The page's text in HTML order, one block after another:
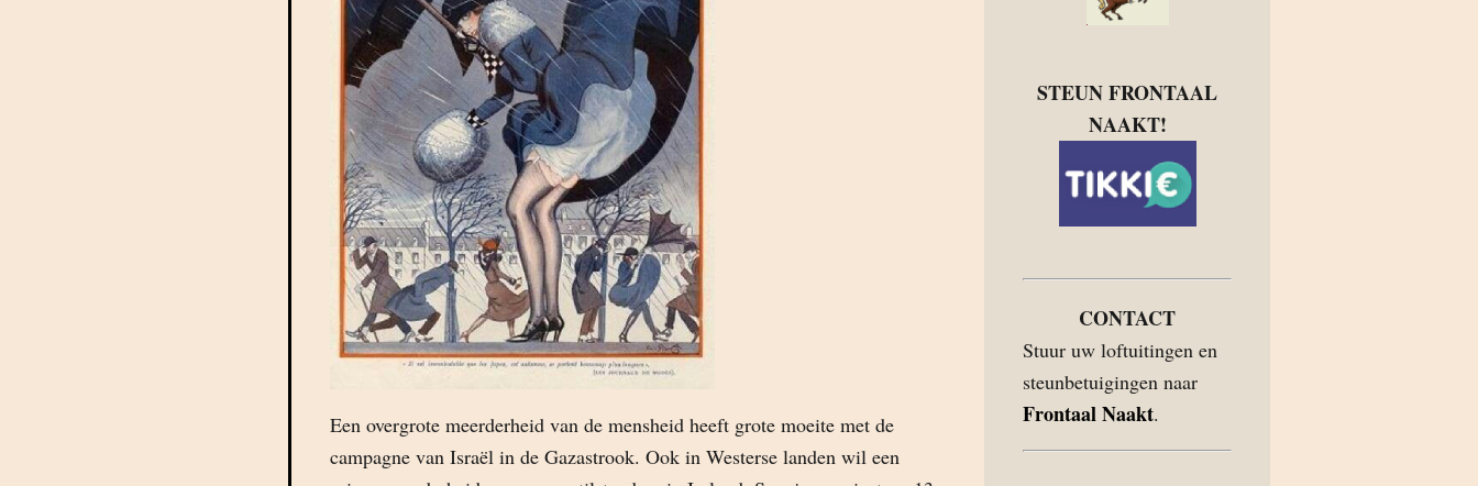
Een overgrote meerderheid van de mensheid heeft grote moeite met de
campagne van Israël in de Gazastrook. Ook in Westerse landen wil een
STEUN FRONTAAL
NAAKT!
CONTACT
Stuur uw loftuitingen en
steunbetuigingen naar
Frontaal Naakt.